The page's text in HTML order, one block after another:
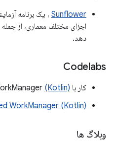
Sunflower ، یک برنامه
دهد.
Codelabs
کار با WorkManager (Kotlin)
WorkManager (Kotlin)
وبلاگ ها